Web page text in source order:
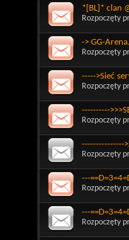
*[BL]* clan
Rozpoczęty
-> GG-
Rozpoczęty
----->Sieć
Rozpoczęty
----------
Rozpoczęty
---------------
Rozpoczęty
---
Rozpoczęty
---
Rozpoczęty